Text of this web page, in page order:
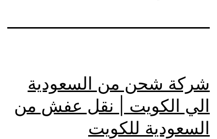
شركة شحن من السعودية
الي الكويت | نقل عفش من
السعودية للكويت